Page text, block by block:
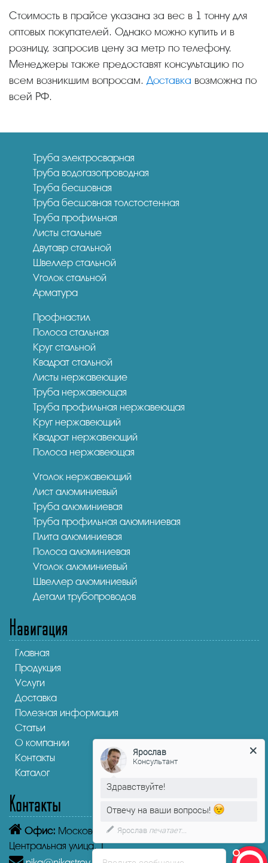
Стоимость в прайсе указана за вес в 1 тонну для
оптовых покупателей. Однако можно купить и в
розницу, запросив цену за метр по телефону.
Менеджеры также предоставят консультацию по
всем возникшим вопросам. Доставка возможна по
всей РФ.
Труба электросварная
Труба водогазопроводная
Труба бесшовная
Труба бесшовная толстостенная
Труба профильная
Листы стальные
Двутавр стальной
Швеллер стальной
Уголок стальной
Арматура
Профнастил
Полоса стальная
Круг стальной
Квадрат стальной
Листы нержавеющие
Труба нержавеющая
Труба профильная нержавеющая
Круг нержавеющий
Квадрат нержавеющий
Полоса нержавеющая
Уголок нержавеющий
Лист алюминиевый
Труба алюминиевая
Труба профильная алюминиевая
Плита алюминиевая
Полоса алюминиевая
Уголок алюминиевый
Швеллер алюминиевый
Детали трубопроводов
Навигация
Главная
Продукция
Услуги
Доставка
Полезная информация
Статьи
О компании
Контакты
Каталог
Контакты
Офис: Московская область, Бронницы,
Центральная улица, 1
Ярослав
Консультант
Здравствуйте!
Отвечу на ваши вопросы!
Ярослав печатает...